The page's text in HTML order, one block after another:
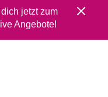
jetzt zum
Angebote!